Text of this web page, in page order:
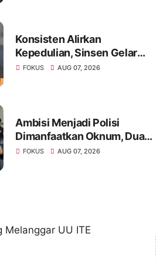
Konsisten Alirkan
Kepedulian, Sinsen Gelar
Donor Darah ke-23 dalam
FOKUS AUG 07, 2026
Ambisi Menjadi Polisi
Dimanfaatkan Oknum, Dua
Anggota Polda Jambi Diduga
FOKUS AUG 07, 2026
Melanggar UU ITE